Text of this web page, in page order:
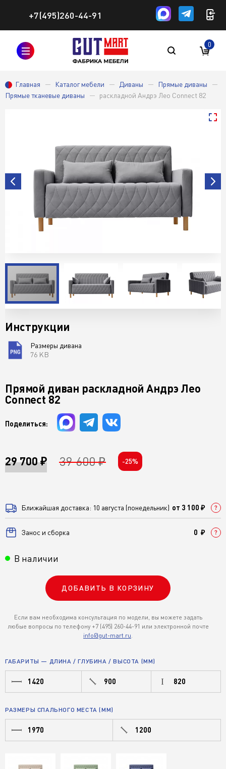
+7(495)260-44-91
0
Главная Каталог мебели Диваны
Прямые диваны
Прямые тканевые диваны
раскладной Андрэ Лео Connect 82
Инструкции
Размеры дивана
76 KB
Прямой диван раскладной Андрэ Лео
Connect 82
Поделиться:
29 700 ₽ 39 600 ₽ -25%
Ближайшая доставка: 10 августа (понедельник) от 3 100 ₽
Занос и сборка 0 ₽
В наличии
ДОБАВИТЬ В КОРЗИНУ
Если вам необходима консультация по модели, вы можете задать
любые вопросы по телефону +7 (495) 260-44-91 или электронной почте
info@gut-mart.ru.
ГАБАРИТЫ — ДЛИНА / ГЛУБИНА / ВЫСОТА (ММ)
1420 900 820
РАЗМЕРЫ СПАЛЬНОГО МЕСТА (ММ)
1970 1200